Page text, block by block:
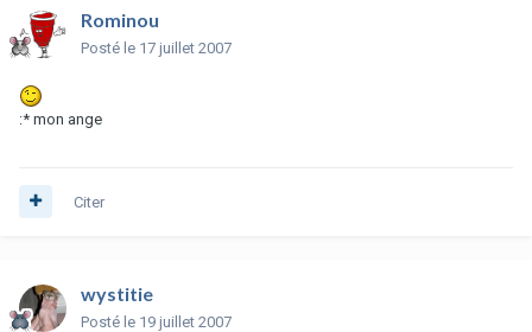
Rominou
Posté le 17 juillet 2007
:* mon ange
Citer
wystitie
Posté le 19 juillet 2007